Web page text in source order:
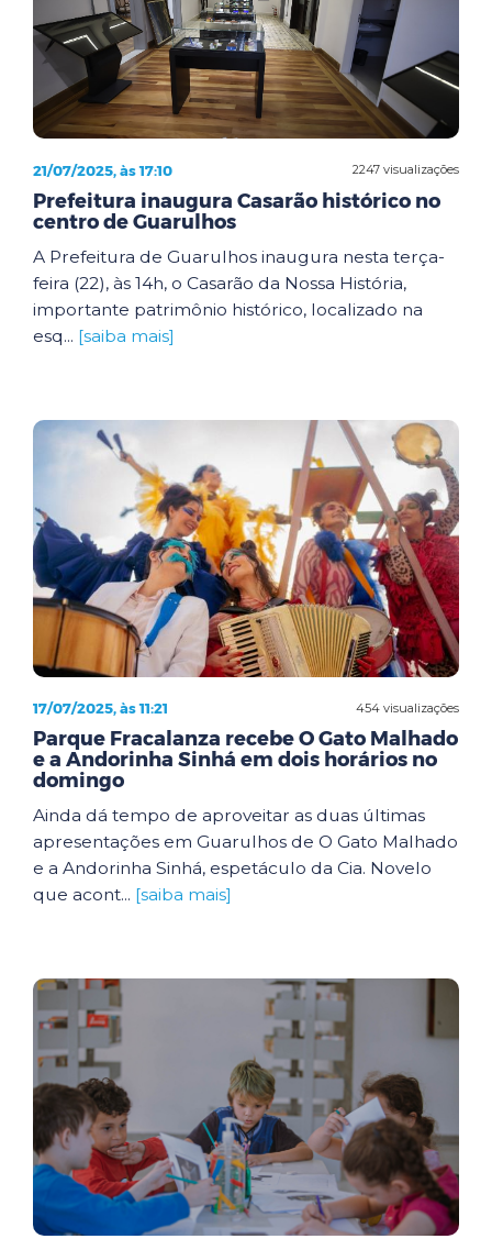
2247 visualizações
21/07/2025, às 17:10
Prefeitura inaugura Casarão histórico no
centro de Guarulhos
A Prefeitura de Guarulhos inaugura nesta terça-
feira (22), às 14h, o Casarão da Nossa História,
importante patrimônio histórico, localizado na
esq... [saiba mais]
454 visualizações
17/07/2025, às 11:21
Parque Fracalanza recebe O Gato Malhado
e a Andorinha Sinhá em dois horários no
domingo
Ainda dá tempo de aproveitar as duas últimas
apresentações em Guarulhos de O Gato Malhado
e a Andorinha Sinhá, espetáculo da Cia. Novelo
que acont... [saiba mais]